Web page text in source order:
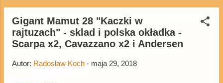
47 stron - Mydło wszystko umyje - 1
strona - Walki robotów - 22 strony -
W krainie kreciurów - 30 stron -
Sposób na bezsenność - 20 stron -
reinterpretacja komiksu Barksa -
Gigant Mamut 28 "Kaczki w
rajtuzach" - sklad i polska okładka -
Scarpa x2, Cavazzano x2 i Andersen
Autor: Radosław Koch - maja 29, 2018